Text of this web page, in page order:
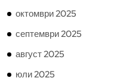
октомври 2025
септември 2025
август 2025
юли 2025